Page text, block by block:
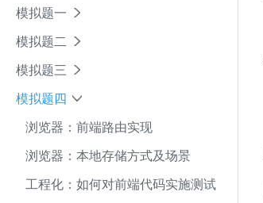
模拟题一
模拟题二
模拟题三
模拟题四
浏览器：前端路由实现
浏览器：本地存储方式及场景
工程化：如何对前端代码实施测试